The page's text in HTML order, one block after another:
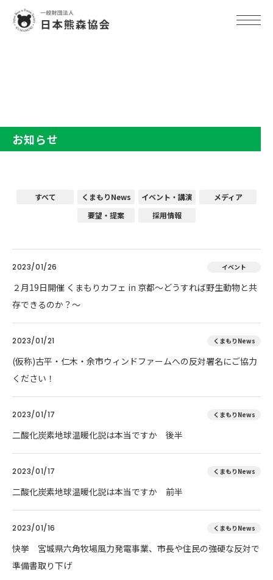
お知らせ
すべて くまもりNews イベント・講演
メディア
要望・提案
採用情報
2023/01/26 イベント
２月19日開催 くまもりカフェ in 京都～どうすれば野生動物と共
存できるのか？～
2023/01/21 くまもりNews
(仮称)古平・仁木・余市ウィンドファームへの反対署名にご協力
ください！
2023/01/17 くまもりNews
二酸化炭素地球温暖化説は本当ですか 後半
2023/01/17 くまもりNews
二酸化炭素地球温暖化説は本当ですか 前半
2023/01/16 くまもりNews
快挙 宮城県六角牧場風力発電事業、市長や住民の強硬な反対で
準備書取り下げ